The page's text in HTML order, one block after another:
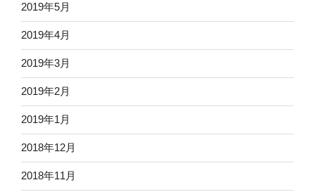
2019年5月
2019年4月
2019年3月
2019年2月
2019年1月
2018年12月
2018年11月